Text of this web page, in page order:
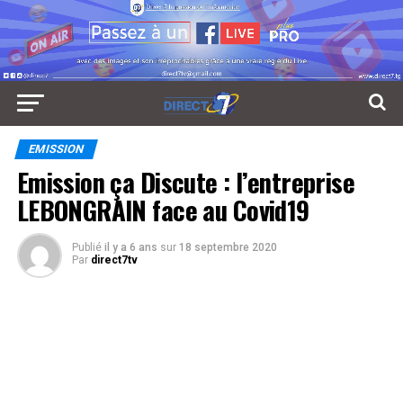
EMISSION
Emission ça Discute : l’entreprise
LEBONGRAIN face au Covid19
Publié il y a 6 ans sur 18 septembre 2020
Par direct7tv